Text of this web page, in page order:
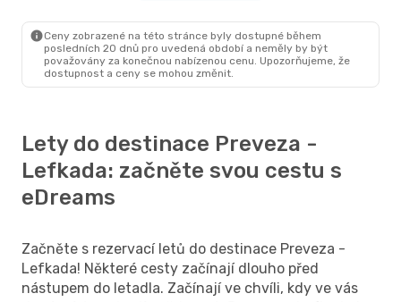
- Preveza - Lefkada
Ceny zobrazené na této stránce byly dostupné během
posledních 20 dnů pro uvedená období a neměly by být
považovány za konečnou nabízenou cenu. Upozorňujeme, že
dostupnost a ceny se mohou změnit.
Lety do destinace Preveza -
Lefkada: začněte svou cestu s
eDreams
Začněte s rezervací letů do destinace Preveza -
Lefkada! Některé cesty začínají dlouho před
nástupem do letadla. Začínají ve chvíli, kdy ve vás